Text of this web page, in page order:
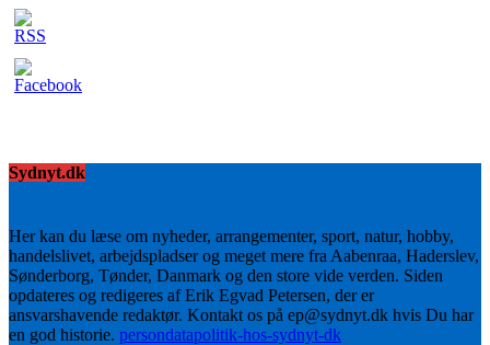
Sydnyt.dk
Her kan du læse om nyheder, arrangementer, sport, natur, hobby,
handelslivet, arbejdspladser og meget mere fra Aabenraa, Haderslev,
Sønderborg, Tønder, Danmark og den store vide verden. Siden
opdateres og redigeres af Erik Egvad Petersen, der er
ansvarshavende redaktør. Kontakt os på ep@sydnyt.dk hvis Du har
en god historie. persondatapolitik-hos-sydnyt-dk